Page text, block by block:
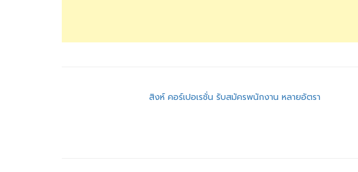
สิงห์ คอร์เปอเรชั่น รับสมัครพนักงาน หลายอัตรา